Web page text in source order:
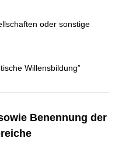
oder sonstige
Willensbildung”
Benennung der